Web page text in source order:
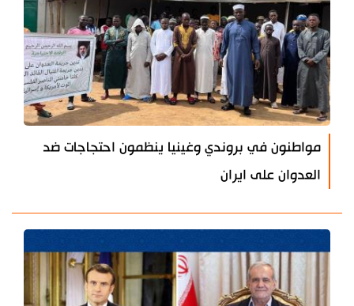
مواطنون في بروندي وغينيا ينظمون احتجاجات ضد
العدوان على ايران